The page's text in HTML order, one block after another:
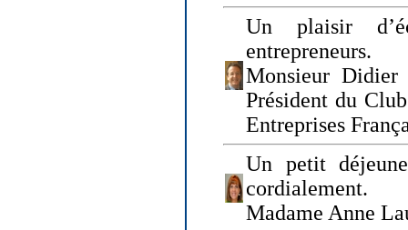
Un plaisir
entrepreneurs.
Monsieur
Président du
Entreprises
Un petit
cordialement.
Madame Anne